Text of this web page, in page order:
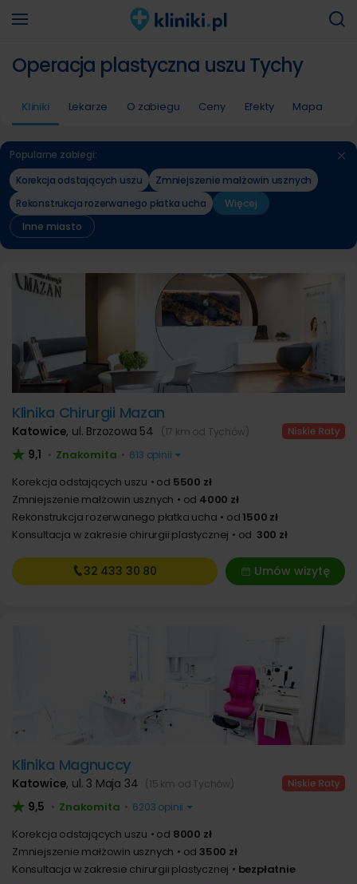
Operacja plastyczna uszu Tychy
Kliniki Lekarze O zabiegu Ceny Efekty Mapa
Popularne zabiegi:
Korekcja odstających uszu
Zmniejszenie małżowin usznych
Rekonstrukcja rozerwanego płatka ucha
Więcej
Inne miasto
Klinika Chirurgii Mazan
Katowice, ul. Brzozowa 54 (17 km od Tychów)
9,1 • Znakomita • 613 opinii
Korekcja odstających uszu od 5500 zł
Zmniejszenie małżowin usznych
od 4000 zł
Rekonstrukcja rozerwanego płatka ucha
od1500 zł
Konsultacja w zakresie chirurgii plastycznej
od 300 zł
Umów wizytę
32 433 30 80
Klinika Magnuccy
Katowice, ul. 3 Maja 34 (15 km od Tychów)
9,5 • Znakomita • 6203 opinii
Korekcja odstających uszu od 8000 zł
Zmniejszenie małżowin usznych
od 3500 zł
Konsultacja w zakresie chirurgii plastycznej
bezpłatnie